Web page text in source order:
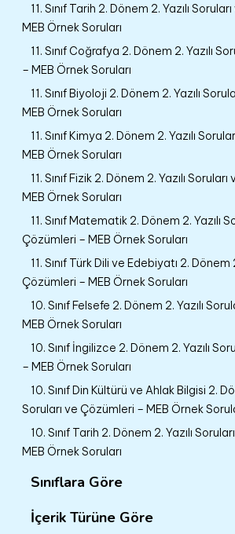
11. Sınıf Tarih 2. Dönem 2. Yazılı
MEB Örnek Soruları
11. Sınıf Coğrafya 2. Dönem 2. Yazılı
– MEB Örnek Soruları
11. Sınıf Biyoloji 2. Dönem 2. Yazılı
MEB Örnek Soruları
11. Sınıf Kimya 2. Dönem 2. Yazılı
MEB Örnek Soruları
11. Sınıf Fizik 2. Dönem 2. Yazılı
MEB Örnek Soruları
11. Sınıf Matematik 2. Dönem 2. Yazılı
Çözümleri – MEB Örnek Soruları
11. Sınıf Türk Dili ve Edebiyatı 2. Dönem
Çözümleri – MEB Örnek Soruları
10. Sınıf Felsefe 2. Dönem 2. Yazılı
MEB Örnek Soruları
10. Sınıf İngilizce 2. Dönem 2. Yazılı
– MEB Örnek Soruları
10. Sınıf Din Kültürü ve Ahlak Bilgisi 2.
Soruları ve Çözümleri – MEB Örnek
10. Sınıf Tarih 2. Dönem 2. Yazılı
MEB Örnek Soruları
Sınıflara Göre
İçerik Türüne Göre